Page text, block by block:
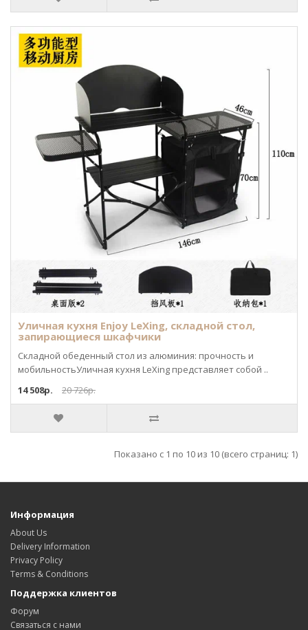
Уличная кухня Enjoy LeXing, складной стол,
запирающиеся шкафчики
Складной обеденный стол из алюминия: прочность и
мобильностьУличная кухня LeXing представляет собой ..
14 508р.
20 726р.
Показано с 1 по 10 из 10 (всего страниц: 1)
Информация
About Us
Delivery Information
Privacy Policy
Terms & Conditions
Поддержка клиентов
Форум
Связаться с нами